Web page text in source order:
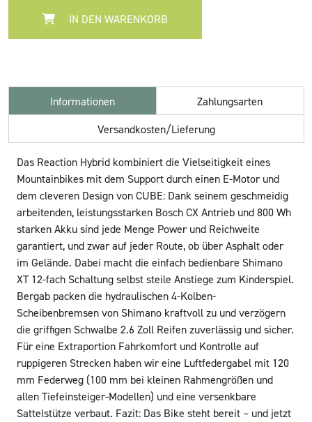
IN DEN WARENKORB
Informationen
Zahlungsarten
Versandkosten/Lieferung
Das Reaction Hybrid kombiniert die Vielseitigkeit eines
Mountainbikes mit dem Support durch einen E-Motor und
dem cleveren Design von CUBE: Dank seinem geschmeidig
arbeitenden, leistungsstarken Bosch CX Antrieb und 800 Wh
starken Akku sind jede Menge Power und Reichweite
garantiert, und zwar auf jeder Route, ob über Asphalt oder
im Gelände. Dabei macht die einfach bedienbare Shimano
XT 12-fach Schaltung selbst steile Anstiege zum Kinderspiel.
Bergab packen die hydraulischen 4-Kolben-
Scheibenbremsen von Shimano kraftvoll zu und verzögern
die griffigen Schwalbe 2.6 Zoll Reifen zuverlässig und sicher.
Für eine Extraportion Fahrkomfort und Kontrolle auf
ruppigeren Strecken haben wir eine Luftfedergabel mit 120
mm Federweg (100 mm bei kleinen Rahmengrößen und
allen Tiefeinsteiger-Modellen) und eine versenkbare
Sattelstütze verbaut. Fazit: Das Bike steht bereit – und jetzt